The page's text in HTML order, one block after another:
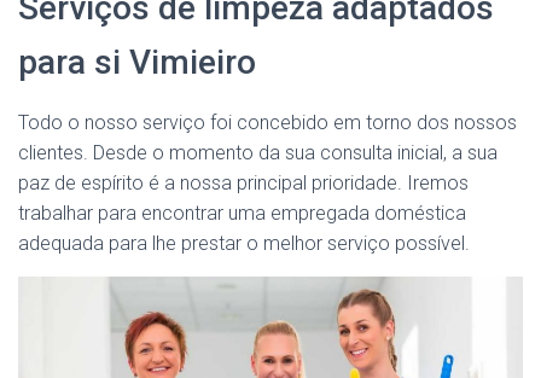
para si Vimieiro
Todo o nosso serviço foi concebido em torno dos nossos
clientes. Desde o momento da sua consulta inicial, a sua
paz de espírito é a nossa principal prioridade. Iremos
trabalhar para encontrar uma empregada doméstica
adequada para lhe prestar o melhor serviço possível.